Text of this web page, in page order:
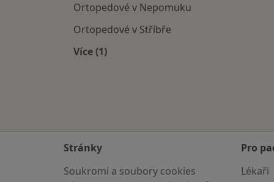
Ortopedové v Nepomuku
Ortopedové v Stříbře
Více (1)
Stránky
Soukromí a soubory cookies
Pro
Lékaři